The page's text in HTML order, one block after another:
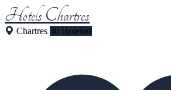
Hotels Chartres
Chartres 30 Hoteluri